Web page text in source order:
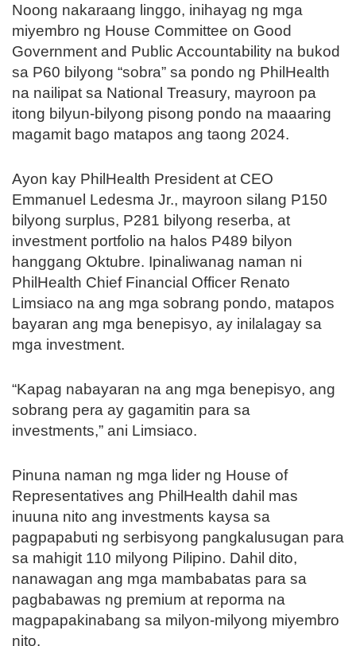
Noong nakaraang linggo, inihayag ng mga
miyembro ng House Committee on Good
Government and Public Accountability na bukod
sa P60 bilyong “sobra” sa pondo ng PhilHealth
na nailipat sa National Treasury, mayroon pa
itong bilyun-bilyong pisong pondo na maaaring
magamit bago matapos ang taong 2024.
Ayon kay PhilHealth President at CEO
Emmanuel Ledesma Jr., mayroon silang P150
bilyong surplus, P281 bilyong reserba, at
investment portfolio na halos P489 bilyon
hanggang Oktubre. Ipinaliwanag naman ni
PhilHealth Chief Financial Officer Renato
Limsiaco na ang mga sobrang pondo, matapos
bayaran ang mga benepisyo, ay inilalagay sa
mga investment.
“Kapag nabayaran na ang mga benepisyo, ang
sobrang pera ay gagamitin para sa
investments,” ani Limsiaco.
Pinuna naman ng mga lider ng House of
Representatives ang PhilHealth dahil mas
inuuna nito ang investments kaysa sa
pagpapabuti ng serbisyong pangkalusugan para
sa mahigit 110 milyong Pilipino. Dahil dito,
nanawagan ang mga mambabatas para sa
pagbabawas ng premium at reporma na
magpapakinabang sa milyon-milyong miyembro
nito.